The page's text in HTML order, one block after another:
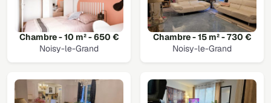
Chambre - 10 m² - 650 €
Noisy-le-Grand
Chambre - 15 m² - 730 €
Noisy-le-Grand